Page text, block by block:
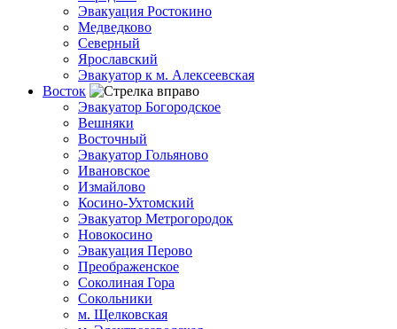
Эвакуация Ростокино
Медведково
Северный
Ярославский
Эвакуатор к м. Алексеевская
Восток
Эвакуатор Богородское
Вешняки
Восточный
Эвакуатор Гольяново
Ивановское
Измайлово
Косино-Ухтомский
Эвакуатор Метрогородок
Новокосино
Эвакуация Перово
Преображенское
Соколиная Гора
Сокольники
м. Щелковская